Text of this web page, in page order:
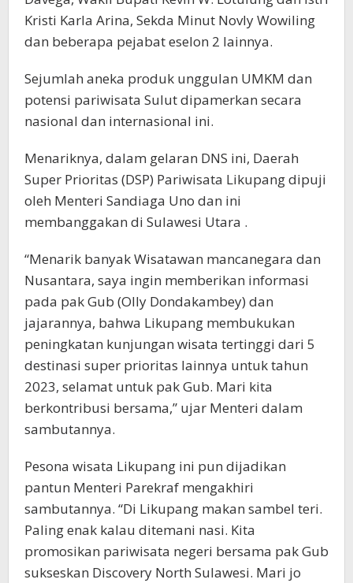
Kristi Karla Arina, Sekda Minut Novly Wowiling
dan beberapa pejabat eselon 2 lainnya.
Sejumlah aneka produk unggulan UMKM dan
potensi pariwisata Sulut dipamerkan secara
nasional dan internasional ini.
Menariknya, dalam gelaran DNS ini, Daerah
Super Prioritas (DSP) Pariwisata Likupang dipuji
oleh Menteri Sandiaga Uno dan ini
membanggakan di Sulawesi Utara .
“Menarik banyak Wisatawan mancanegara dan
Nusantara, saya ingin memberikan informasi
pada pak Gub (Olly Dondakambey) dan
jajarannya, bahwa Likupang membukukan
peningkatan kunjungan wisata tertinggi dari 5
destinasi super prioritas lainnya untuk tahun
2023, selamat untuk pak Gub. Mari kita
berkontribusi bersama,” ujar Menteri dalam
sambutannya.
Pesona wisata Likupang ini pun dijadikan
pantun Menteri Parekraf mengakhiri
sambutannya. “Di Likupang makan sambel teri.
Paling enak kalau ditemani nasi. Kita
promosikan pariwisata negeri bersama pak Gub
sukseskan Discovery North Sulawesi. Mari jo